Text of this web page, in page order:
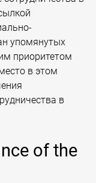
упомянутых
приоритетом
в этом
в
of the